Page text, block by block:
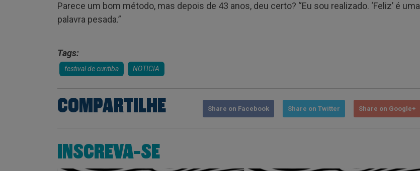
Parece um bom método, mas depois de 43 anos, deu certo? “Eu sou realizado. ‘Feliz’ é uma
palavra pesada.”
Tags:
festival de curitiba NOTICIA
COMPARTILHE Share on Facebook Share on Twitter Share on Google+
INSCREVA-SE